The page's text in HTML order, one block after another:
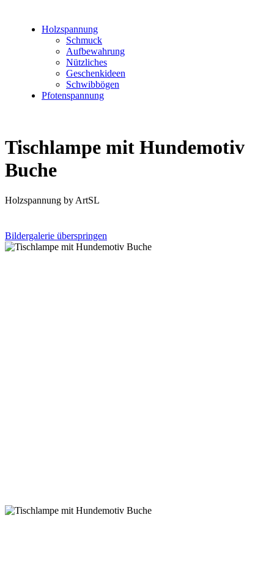
Holzspannung
Schmuck
Aufbewahrung
Nützliches
Geschenkideen
Schwibbögen
Pfotenspannung
Tischlampe mit Hundemotiv
Buche
Holzspannung by ArtSL
Bildergalerie überspringen